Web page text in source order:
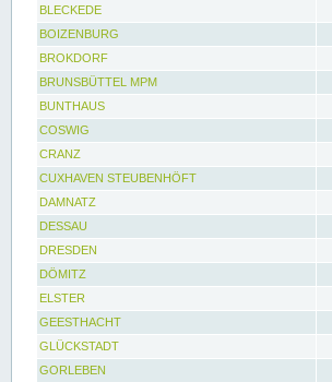
BLECKEDE
BOIZENBURG
BROKDORF
BRUNSBÜTTEL MPM
BUNTHAUS
COSWIG
CRANZ
CUXHAVEN STEUBENHÖFT
DAMNATZ
DESSAU
DRESDEN
DÖMITZ
ELSTER
GEESTHACHT
GLÜCKSTADT
GORLEBEN